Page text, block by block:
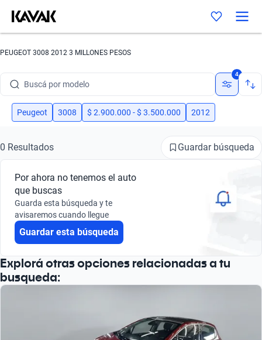
PEUGEOT 3008 2012 3 MILLONES PESOS
Buscá por modelo
Buscá por versión
Buscá por marca
Buscá por modelo
Buscá por versión
4
Peugeot 3008 $ 2.900.000 - $ 3.500.000 2012
0 Resultados Guardar búsqueda
Por ahora no tenemos el auto
que buscas
Guarda esta búsqueda y te
avisaremos cuando llegue
Guardar esta búsqueda
Explorá otras opciones relacionadas a tu
busqueda: